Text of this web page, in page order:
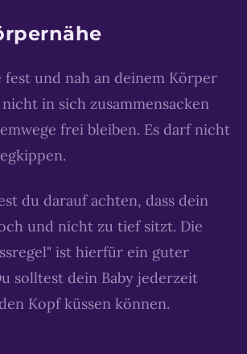
fest und nah an deinem Körper
in sich zusammensacken
frei bleiben. Es darf nicht
du darauf achten, dass dein
und nicht zu tief sitzt. Die
ist hierfür ein guter
solltest dein Baby jederzeit
Kopf küssen können.